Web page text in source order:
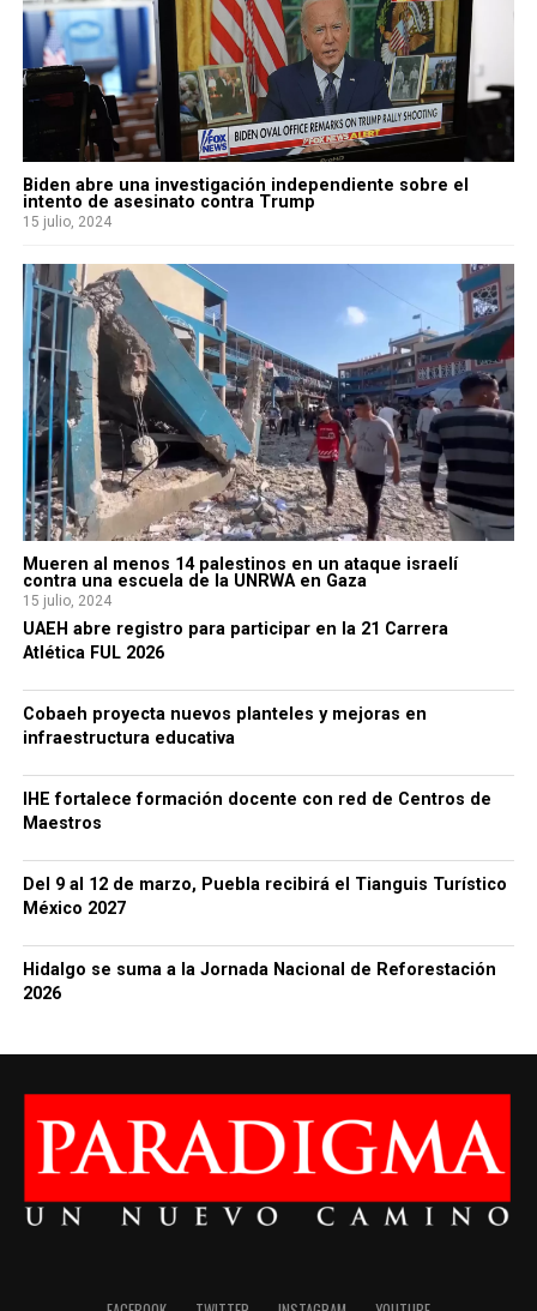
Biden abre una investigación independiente sobre el
intento de asesinato contra Trump
15 julio, 2024
Mueren al menos 14 palestinos en un ataque israelí
contra una escuela de la UNRWA en Gaza
15 julio, 2024
UAEH abre registro para participar en la 21 Carrera
Atlética FUL 2026
Cobaeh proyecta nuevos planteles y mejoras en
infraestructura educativa
IHE fortalece formación docente con red de Centros de
Maestros
Del 9 al 12 de marzo, Puebla recibirá el Tianguis Turístico
México 2027
Hidalgo se suma a la Jornada Nacional de Reforestación
2026